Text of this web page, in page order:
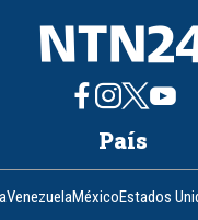
País
VenezuelaMéxicoEstados